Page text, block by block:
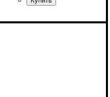
Ширина: 80 см